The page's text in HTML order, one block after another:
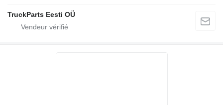
TruckParts Eesti OÜ